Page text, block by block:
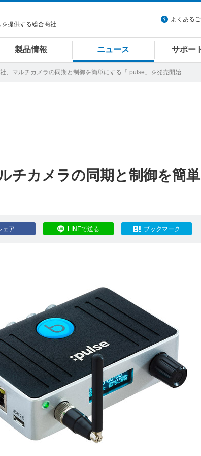
提供する総合商社
よくある
製品情報 ニュース サポー
、マルチカメラの同期と制御を簡単にする「:pulse」を発売開始
チカメラの同期と制御を簡
ェア LINEで送る ブックマーク